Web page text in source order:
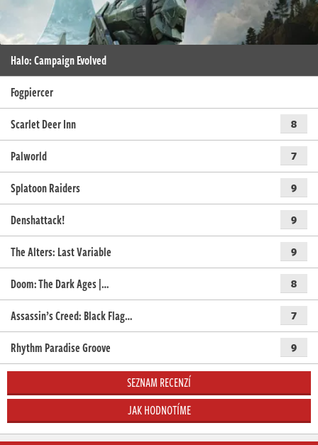
Halo: Campaign Evolved
Fogpiercer
Scarlet Deer Inn
8
Palworld 7
Splatoon Raiders 9
Denshattack! 9
The Alters: Last Variable 9
Doom: The Dark Ages |… 8
Assassin’s Creed: Black Flag… 7
Rhythm Paradise Groove 9
SEZNAM RECENZÍ
JAK HODNOTÍME